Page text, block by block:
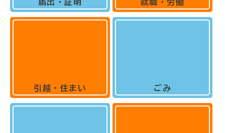
届出・証明
引越・住まい
就職・労働
ごみ